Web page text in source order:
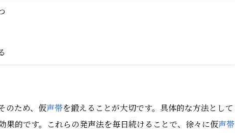
のため、仮声帯を鍛えることが大切です。具体的な方法として
果的です。これらの発声法を毎日続けることで、徐々に仮声帯